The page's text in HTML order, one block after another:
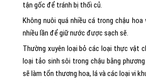
tận gốc để tránh bị thối củ.
Không nuôi quá nhiều cá trong chậu hoa
nhiều lần để giữ nước được sạch sẽ.
Thường xuyên loại bỏ các loại thực vật
loại tảo sinh sôi trong chậu bằng
sẽ làm tổn thương hoa, lá và các loại vi